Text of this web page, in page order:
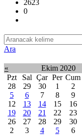
2623
0
Ara
« Ekim 2020
Pzt
Sal Çar Per Cum
28
29 30 1 2
5
6 7 8 9
12
13 14 15 16
19
20 21 22 23
26
27 28 29 30
2
3 4 5 6